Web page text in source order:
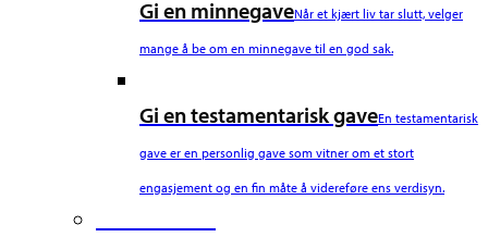
Gi en minnegaveNår et kjært liv tar slutt, velger
mange å be om en minnegave til en god sak.
Gi en testamentarisk gaveEn testamentarisk
gave er en personlig gave som vitner om et stort
engasjement og en fin måte å videreføre ens verdisyn.